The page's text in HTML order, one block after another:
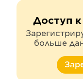
Доступ
больше